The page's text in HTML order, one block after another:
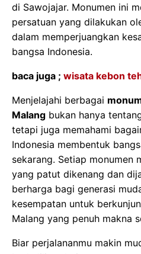
di Sawojajar. Monumen ini
persatuan yang dilakukan
dalam memperjuangkan
bangsa Indonesia.
baca juga ; wisata kebon
Menjelajahi berbagai
Malang bukan hanya
tetapi juga memahami
Indonesia membentuk
sekarang. Setiap monumen
yang patut dikenang dan
berharga bagi generasi
kesempatan untuk
Malang yang penuh makna
Biar perjalananmu makin